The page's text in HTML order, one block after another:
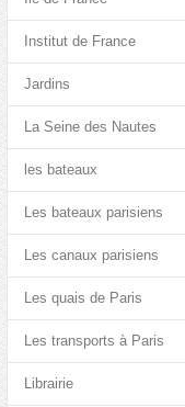
Institut de France
Jardins
La Seine des Nautes
les bateaux
Les bateaux parisiens
Les canaux parisiens
Les quais de Paris
Les transports à Paris
Librairie